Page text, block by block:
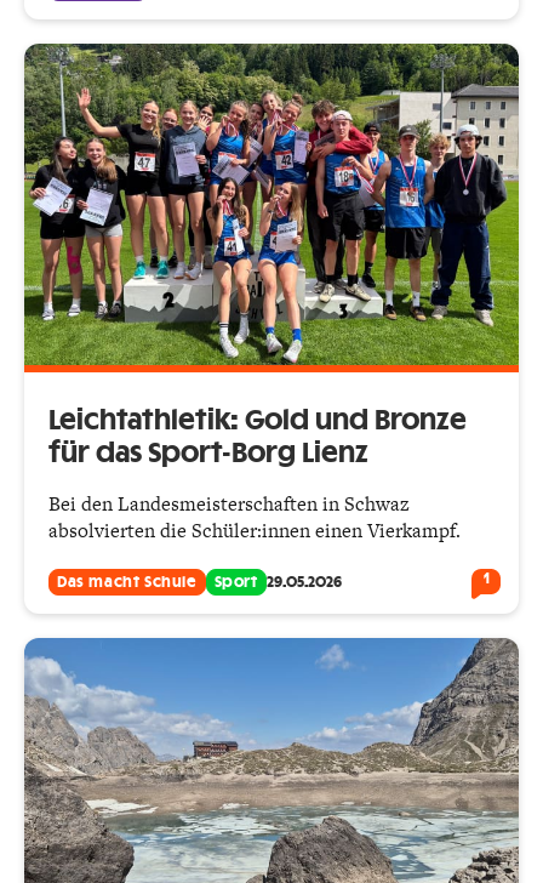
Leichtathletik: Gold und Bronze
für das Sport-Borg Lienz
Bei den Landesmeisterschaften in Schwaz
absolvierten die Schüler:innen einen Vierkampf.
Das macht Schule Sport 29.05.2026 1